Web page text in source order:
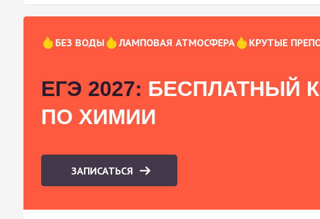
БЕЗ ВОДЫ ЛАМПОВАЯ АТМОСФЕРА КРУТЫЕ
ЕГЭ 2027: БЕСПЛАТНЫЙ
ПО ХИМИИ
ЗАПИСАТЬСЯ